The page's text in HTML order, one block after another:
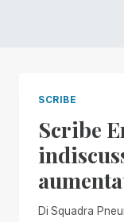
SCRIBE
Scribe
Di Squadra